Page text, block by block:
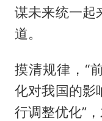
谋未来统一起
道。
摸清规律，“
化对我国的影
行调整优化”